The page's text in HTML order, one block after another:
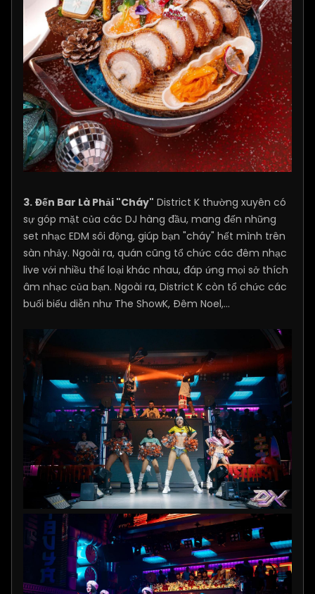
3. Đến Bar Là Phải "Cháy" District K thường xuyên có
sự góp mặt của các DJ hàng đầu, mang đến những
set nhạc EDM sôi động, giúp bạn "cháy" hết mình trên
sàn nhảy. Ngoài ra, quán cũng tổ chức các đêm nhạc
live với nhiều thể loại khác nhau, đáp ứng mọi sở thích
âm nhạc của bạn. Ngoài ra, District K còn tổ chức các
buổi biểu diễn như The ShowK, Đêm Noel,...